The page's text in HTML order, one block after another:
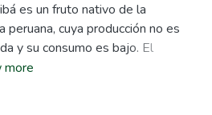
Villegas, Karen Liliana
Chacón, Manuel;Vargas
Jhony
es un fruto nativo de la
peruana, cuya producción no es
y su consumo es bajo. El
de esta investigación fue
antioxidante en pulpa fresca y
more